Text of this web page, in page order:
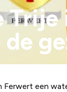
Ferwert een